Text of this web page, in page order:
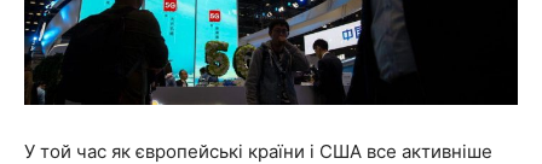
У той час як європейські країни і США все активніше